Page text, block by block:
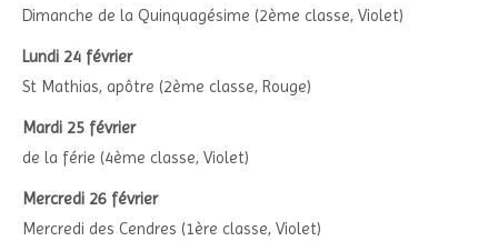
Dimanche de la Quinquagésime (2ème classe, Violet)
Lundi 24 février
St Mathias, apôtre (2ème classe, Rouge)
Mardi 25 février
de la férie (4ème classe, Violet)
Mercredi 26 février
Mercredi des Cendres (1ère classe, Violet)